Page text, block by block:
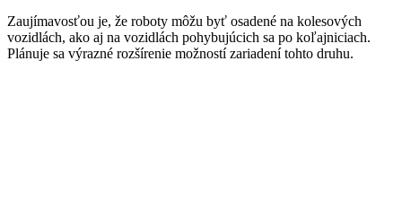
Zaujímavosťou je, že roboty môžu byť osadené na kolesových
vozidlách, ako aj na vozidlách pohybujúcich sa po koľajniciach.
Plánuje sa výrazné rozšírenie možností zariadení tohto druhu.